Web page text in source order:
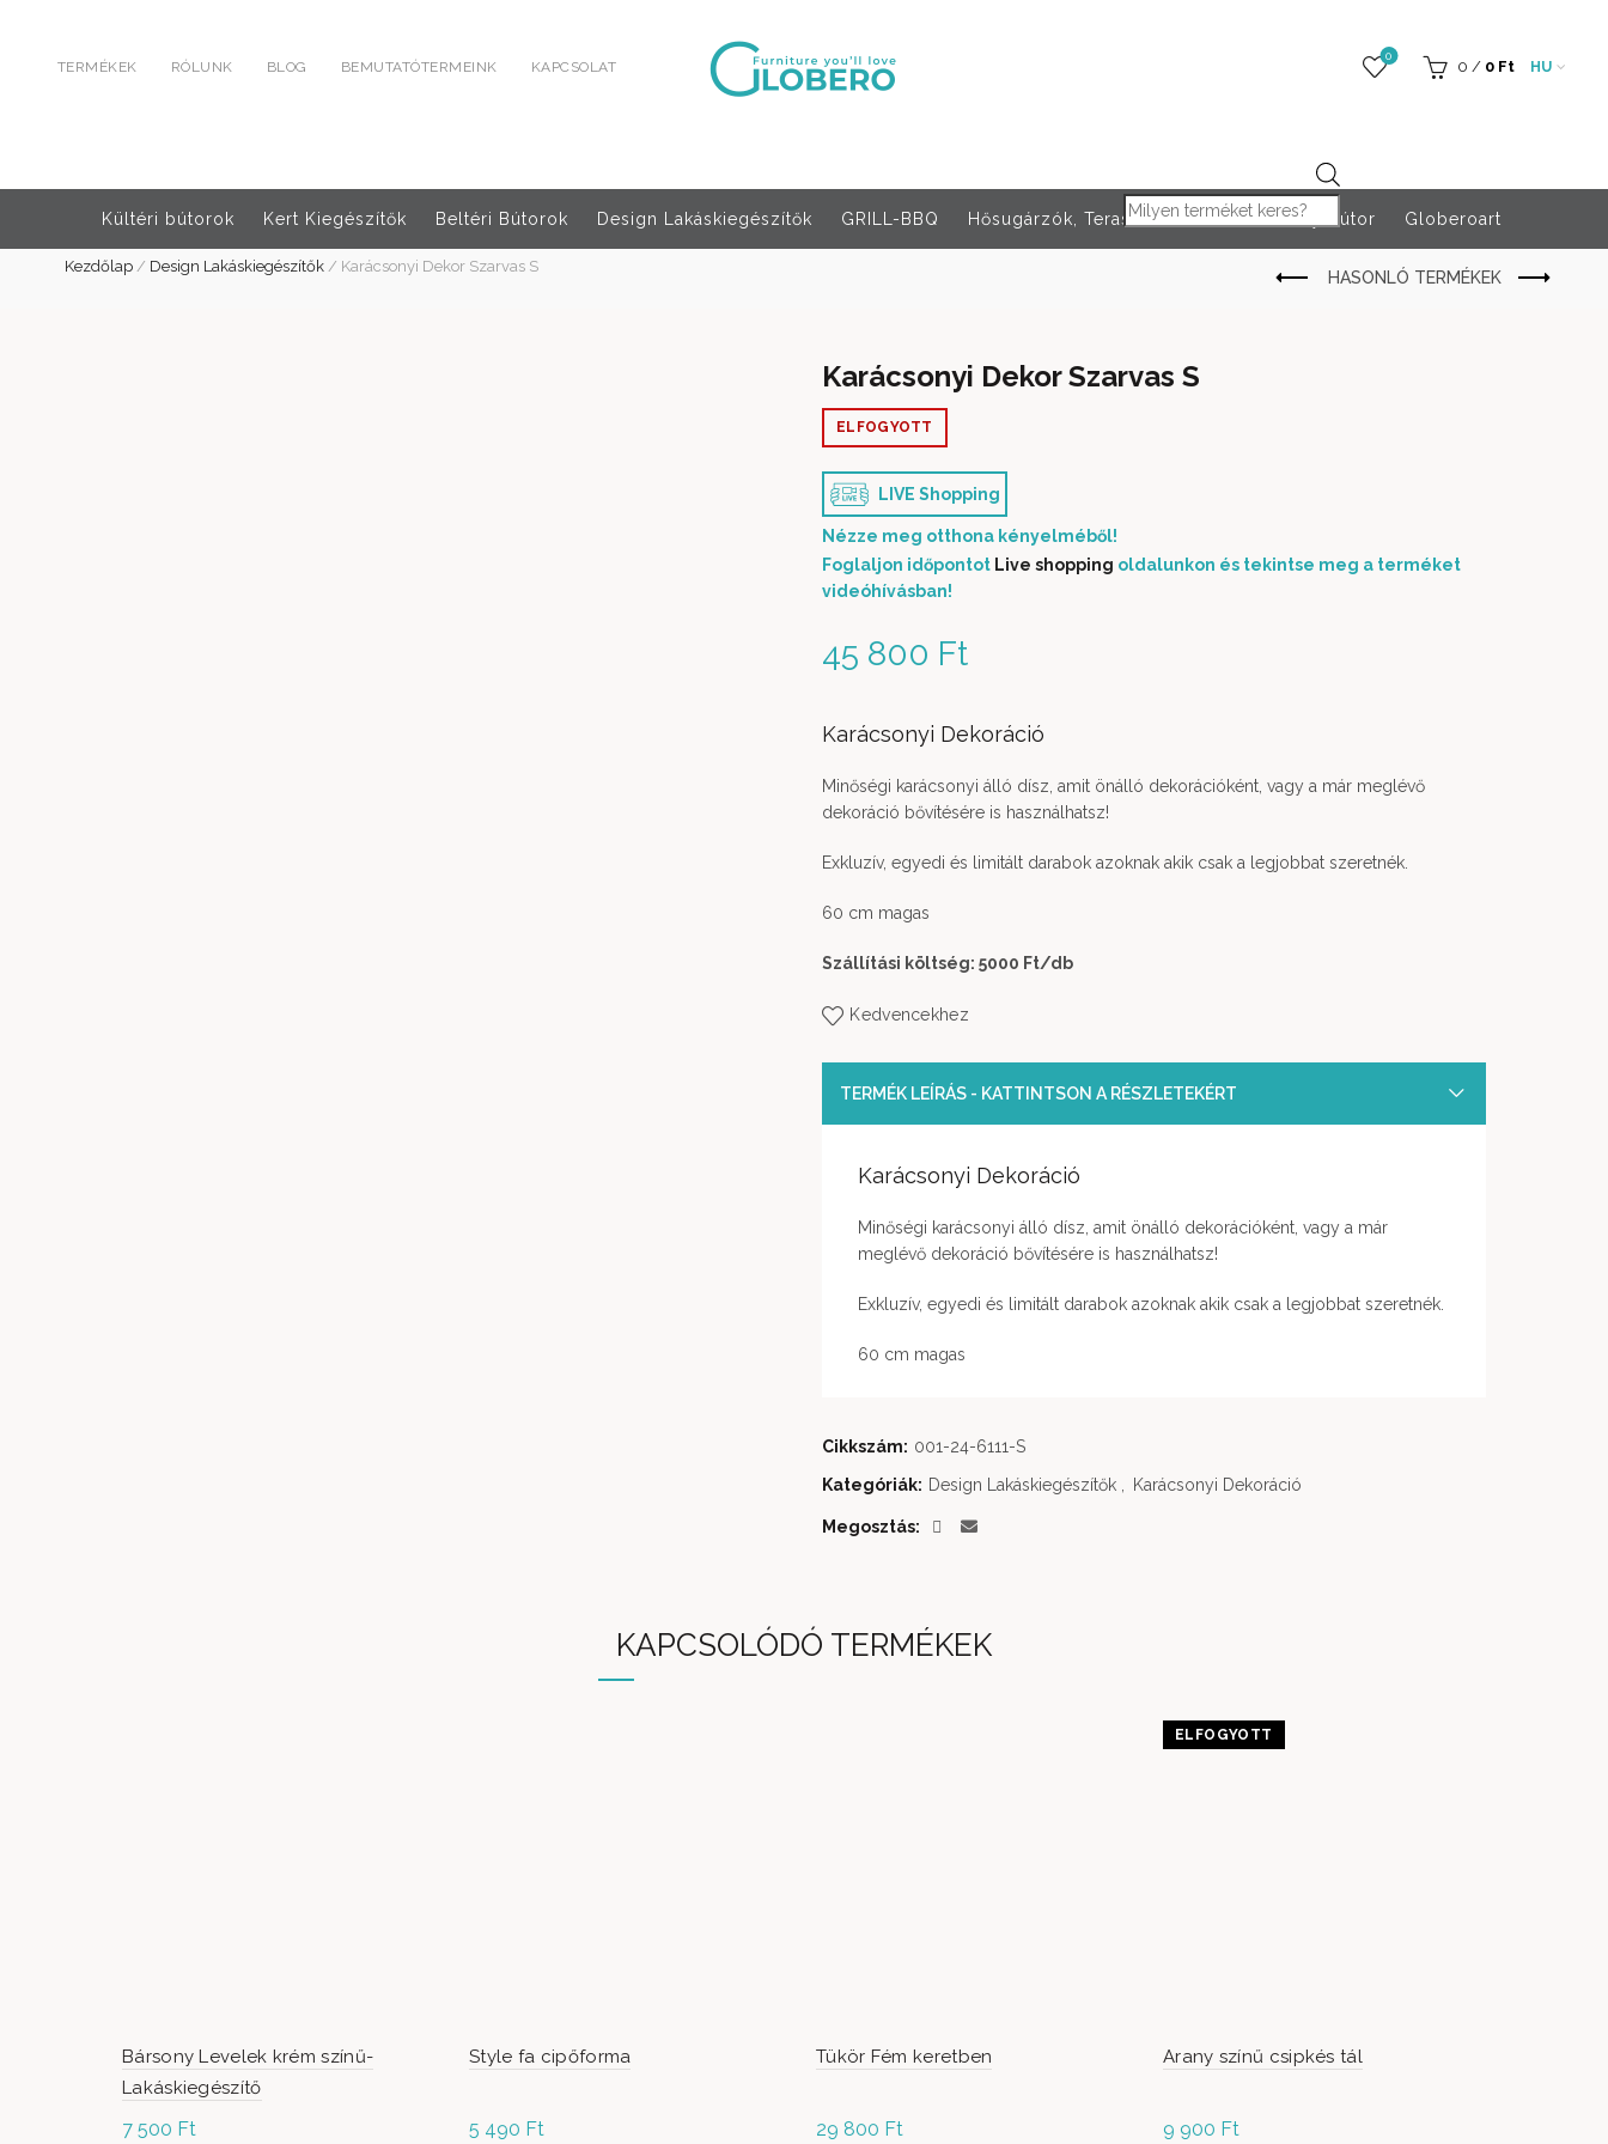
TERMÉKEK RÓLUNK BLOG BEMUTATÓTERMEINK KAPCSOLAT
Products search
0
0 / 0 Ft HU
Kültéri bútorok Kert Kiegészítők Beltéri Bútorok Design Lakáskiegészítők GRILL-BBQ Hősugárzók, Teraszfűtés Rendezvény bútor Globeroart
Kezdőlap/ Design Lakáskiegészítők/ Karácsonyi Dekor Szarvas S
Karácsonyi Dekor Szarvas S
45 800 Ft
ELFOGYOTT
LIVE Shopping
Nézze meg otthona kényelméből!
Foglaljon időpontot Live shopping oldalunkon és tekintse meg a terméket
videóhívásban!
Karácsonyi Dekoráció
Minőségi karácsonyi álló dísz, amit önálló dekorációként, vagy a már meglévő
dekoráció bővítésére is használhatsz!
Exkluzív, egyedi és limitált darabok azoknak akik csak a legjobbat szeretnék.
60 cm magas
Szállítási költség: 5000 Ft/db
Kedvencekhez
TERMÉK LEÍRÁS - KATTINTSON A RÉSZLETEKÉRT
Karácsonyi Dekoráció
Minőségi karácsonyi álló dísz, amit önálló dekorációként, vagy a már
meglévő dekoráció bővítésére is használhatsz!
Exkluzív, egyedi és limitált darabok azoknak akik csak a legjobbat szeretnék.
60 cm magas
Cikkszám: 001-24-6111-S
Kategóriák: Design Lakáskiegészítők Karácsonyi Dekoráció
Megosztás
KAPCSOLÓDÓ TERMÉKEK
Bársony Levelek krém színű-
Lakáskiegészítő
7 500 Ft
Style fa cipőforma
5 490 Ft
Tükör Fém keretben
29 800 Ft
ELFOGYOTT
Arany színű csipkés tál
9 900 Ft